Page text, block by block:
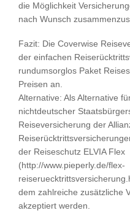
die Möglichkeit
nach Wunsch
Fazit: Die Coverwise
der einfachen
rundumsorglos Paket
Preisen an.
Alternative: Als Alternative
nichtdeutscher
Reiseversicherung der
der Reiseschutz ELVIA Flex
(http://www.pieperly.de/flex-
dem zahlreiche zusätzliche
akzeptiert werden.